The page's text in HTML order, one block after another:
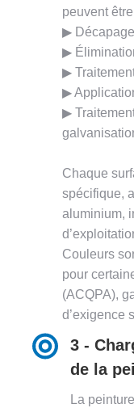
peuvent
▶
▶
▶
▶
▶
Chaque
spécifique,
aluminium,
Couleurs
pour
(ACQPA),
d’exigence
3 -
de la
La